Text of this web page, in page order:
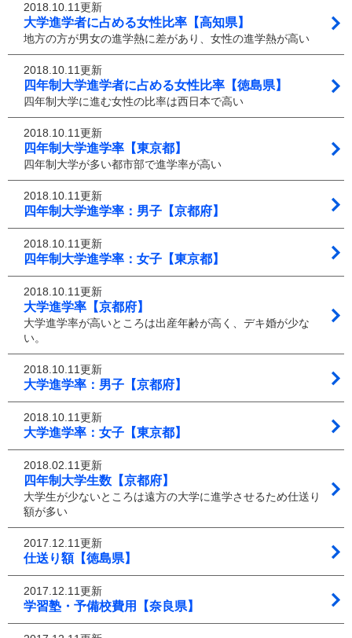
2018.10.11更新
大学進学者に占める女性比率【高知県】
地方の方が男女の進学熱に差があり、女性の進学熱が高い
2018.10.11更新
四年制大学進学者に占める女性比率【徳島県】
四年制大学に進む女性の比率は西日本で高い
2018.10.11更新
四年制大学進学率【東京都】
四年制大学が多い都市部で進学率が高い
2018.10.11更新
四年制大学進学率：男子【京都府】
2018.10.11更新
四年制大学進学率：女子【東京都】
2018.10.11更新
大学進学率【京都府】
大学進学率が高いところは出産年齢が高く、デキ婚が少な
い。
2018.10.11更新
大学進学率：男子【京都府】
2018.10.11更新
大学進学率：女子【東京都】
2018.02.11更新
四年制大学生数【京都府】
大学生が少ないところは遠方の大学に進学させるため仕送り
額が多い
2017.12.11更新
仕送り額【徳島県】
2017.12.11更新
学習塾・予備校費用【奈良県】